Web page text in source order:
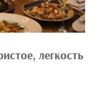
легкость